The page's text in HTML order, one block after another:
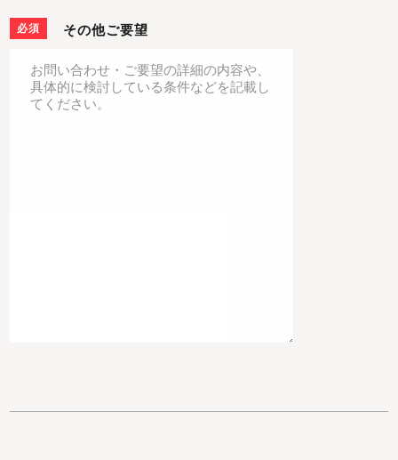
必須 その他ご要望